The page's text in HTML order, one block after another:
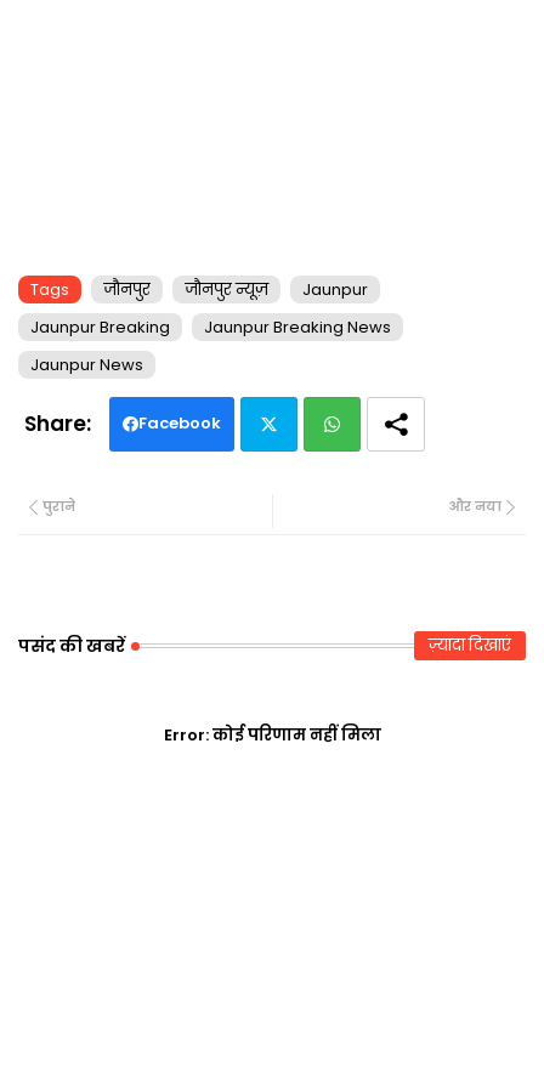
Tags जौनपुर जौनपुर न्यूज़
Jaunpur
Jaunpur Breaking
Jaunpur Breaking News
Jaunpur News
Facebook
और नया
पुराने
पसंद की खबरें ज़्यादा दिखाएं
Error:कोई परिणाम नहीं मिला